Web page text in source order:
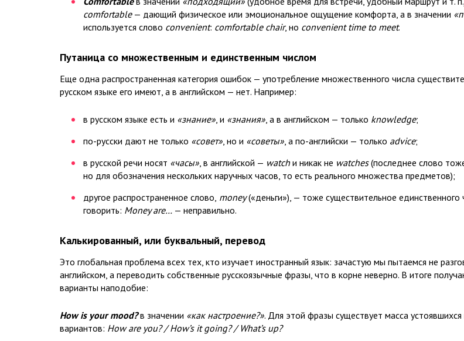
comfortable— дающий физическое или эмоциональное ощущение комфорта, а в значении
используется слово convenient: comfortable chair, но convenient time to meet.
Путаница со множественным и единственным числом
Еще одна распространенная категория ошибок — употребление множественного числа
русском языке его имеют, а в английском — нет. Например:
в русском языке есть и «знание» , и «знания» , а в английском — только knowledge;
по-русски дают не только «совет» , но и «советы» , а по-английски — только advice;
в русской речи носят «часы» , в английской — watch и никак не watches(последнее слово тоже
но для обозначения нескольких наручных часов, то есть реального множества предметов);
другое распространенное слово, money(«деньги»), — тоже существительное единственного
говорить: Money are… — неправильно.
Калькированный, или буквальный, перевод
Это глобальная проблема всех тех, кто изучает иностранный язык: зачастую мы пытаемся не
английском, а переводить собственные русскоязычные фразы, что в корне неверно. В итоге
варианты наподобие:
How is your mood? в значении «как настроение?». Для этой фразы существует масса
вариантов: How are you? / How’s it going? / What’s up?